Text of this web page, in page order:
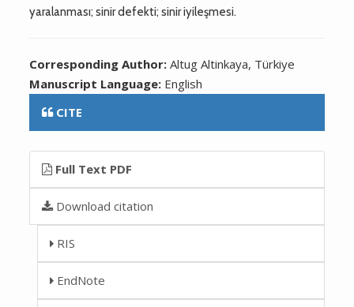
yaralanması; sinir defekti; sinir iyileşmesi.
Corresponding Author:Altug Altinkaya, Türkiye
Manuscript Language: English
CITE
Full Text PDF
Download citation
RIS
EndNote